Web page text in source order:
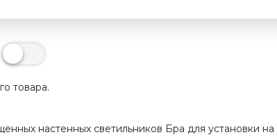
товара.
настенных светильников Бра для установки